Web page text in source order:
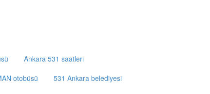
Ankara 531 saatleri
otobüsü 531 Ankara belediyesi